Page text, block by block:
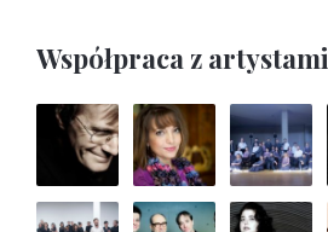
Współpraca z artystami